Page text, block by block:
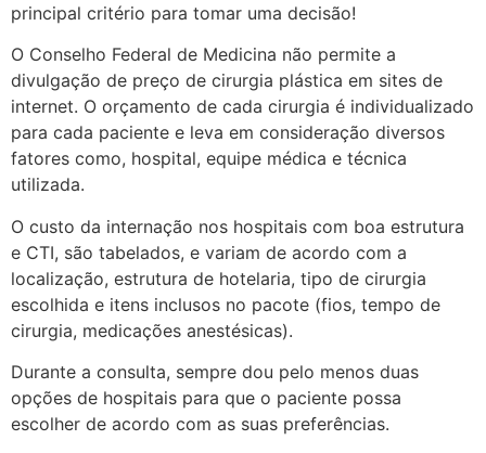
principal critério para tomar uma decisão!
O Conselho Federal de Medicina não permite a
divulgação de preço de cirurgia plástica em sites de
internet. O orçamento de cada cirurgia é individualizado
para cada paciente e leva em consideração diversos
fatores como, hospital, equipe médica e técnica
utilizada.
O custo da internação nos hospitais com boa estrutura
e CTI, são tabelados, e variam de acordo com a
localização, estrutura de hotelaria, tipo de cirurgia
escolhida e itens inclusos no pacote (fios, tempo de
cirurgia, medicações anestésicas).
Durante a consulta, sempre dou pelo menos duas
opções de hospitais para que o paciente possa
escolher de acordo com as suas preferências.